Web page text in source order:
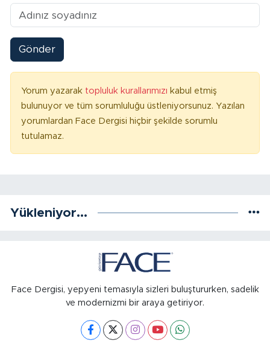
Gönder
Yorum yazarak topluluk kurallarımızı kabul etmiş
bulunuyor ve tüm sorumluluğu üstleniyorsunuz. Yazılan
yorumlardan Face Dergisi hiçbir şekilde sorumlu
tutulamaz.
Yükleniyor...
Face Dergisi, yepyeni temasıyla sizleri buluştururken, sadelik
ve modernizmi bir araya getiriyor.